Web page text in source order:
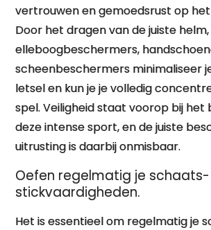
vertrouwen en gemoedsrust op
Door het dragen van de juiste
elleboogbeschermers,
scheenbeschermers minimaliseer
letsel en kun je je volledig
spel. Veiligheid staat voorop bij het
deze intense sport, en de juiste
uitrusting is daarbij onmisbaar.
Oefen regelmatig je
stickvaardigheden.
Het is essentieel om regelmatig je